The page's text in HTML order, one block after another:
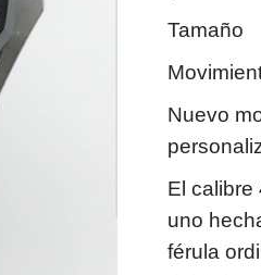
Tamaño
Nuevo
El
uno
férula